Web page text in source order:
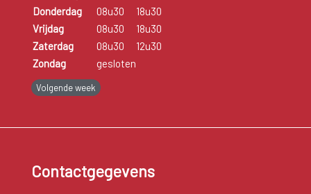
Donderdag
08u30
18u30
Vrijdag
08u30
18u30
Zaterdag
08u30
12u30
Zondag
gesloten
Volgende week
Contactgegevens